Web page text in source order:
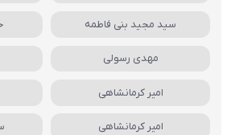
سید مجید بنی فاطمه
مهدی رسولی
امیر کرمانشاهی
امیر کرمانشاهی